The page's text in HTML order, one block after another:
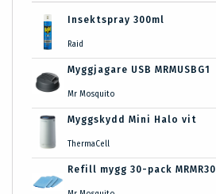
Insektspray 300ml
Raid
Myggjagare USB MRMUSBG1
Mr Mosquito
Myggskydd Mini Halo vit
ThermaCell
Refill mygg 30-pack MRMR30